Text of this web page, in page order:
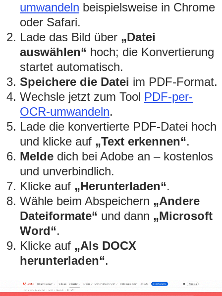
umwandeln beispielsweise in Chrome
oder Safari.
Lade das Bild über „Datei
auswählen“ hoch; die Konvertierung
startet automatisch.
Speichere die Datei im PDF-Format.
Wechsle jetzt zum Tool PDF-per-
OCR-umwandeln.
Lade die konvertierte PDF-Datei hoch
und klicke auf „Text erkennen“.
Melde dich bei Adobe an – kostenlos
und unverbindlich.
Klicke auf „Herunterladen“.
Wähle beim Abspeichern „Andere
Dateiformate“ und dann „Microsoft
Word“.
Klicke auf „Als DOCX
herunterladen“.